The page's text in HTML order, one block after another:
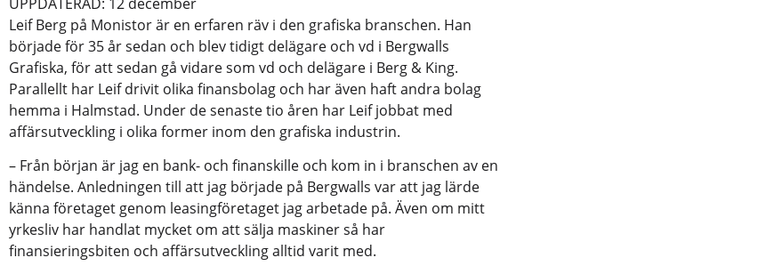
Leif Berg på Monistor är en erfaren räv i den grafiska branschen. Han
började för 35 år sedan och blev tidigt delägare och vd i Bergwalls
Grafiska, för att sedan gå vidare som vd och delägare i Berg & King.
Parallellt har Leif drivit olika finansbolag och har även haft andra bolag
hemma i Halmstad. Under de senaste tio åren har Leif jobbat med
affärsutveckling i olika former inom den grafiska industrin.
– Från början är jag en bank- och finanskille och kom in i branschen av en
händelse. Anledningen till att jag började på Bergwalls var att jag lärde
känna företaget genom leasingföretaget jag arbetade på. Även om mitt
yrkesliv har handlat mycket om att sälja maskiner så har
finansieringsbiten och affärsutveckling alltid varit med.